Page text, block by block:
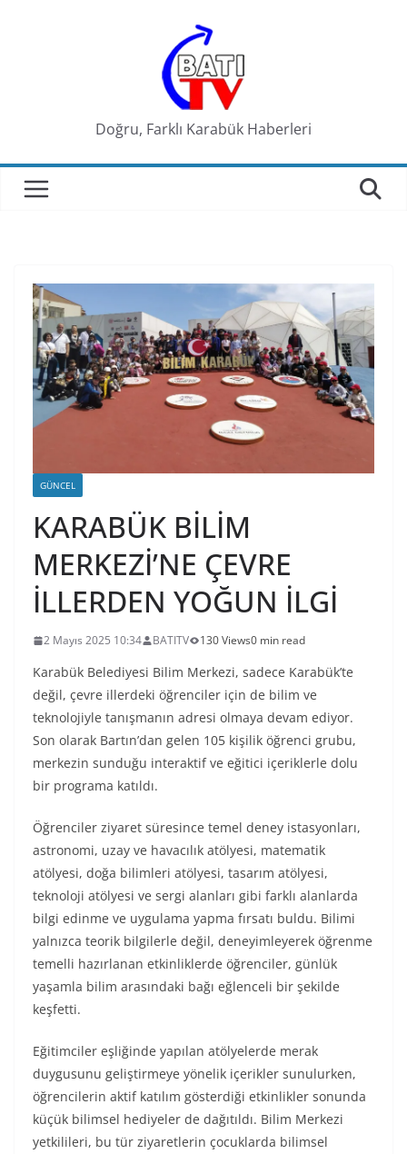
Doğru, Farklı Karabük Haberleri
GÜNCEL
KARABÜK BİLİM
MERKEZİ’NE ÇEVRE
İLLERDEN YOĞUN İLGİ
2 Mayıs 2025 10:34 BATITV 130 Views0 min read
Karabük Belediyesi Bilim Merkezi, sadece Karabük’te
değil, çevre illerdeki öğrenciler için de bilim ve
teknolojiyle tanışmanın adresi olmaya devam ediyor.
Son olarak Bartın’dan gelen 105 kişilik öğrenci grubu,
merkezin sunduğu interaktif ve eğitici içeriklerle dolu
bir programa katıldı.
Öğrenciler ziyaret süresince temel deney istasyonları,
astronomi, uzay ve havacılık atölyesi, matematik
atölyesi, doğa bilimleri atölyesi, tasarım atölyesi,
teknoloji atölyesi ve sergi alanları gibi farklı alanlarda
bilgi edinme ve uygulama yapma fırsatı buldu. Bilimi
yalnızca teorik bilgilerle değil, deneyimleyerek öğrenme
temelli hazırlanan etkinliklerde öğrenciler, günlük
yaşamla bilim arasındaki bağı eğlenceli bir şekilde
keşfetti.
Eğitimciler eşliğinde yapılan atölyelerde merak
duygusunu geliştirmeye yönelik içerikler sunulurken,
öğrencilerin aktif katılım gösterdiği etkinlikler sonunda
küçük bilimsel hediyeler de dağıtıldı. Bilim Merkezi
yetkilileri, bu tür ziyaretlerin çocuklarda bilimsel